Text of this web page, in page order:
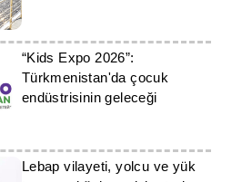
“Kids Expo 2026”:
Türkmenistan'da çocuk
endüstrisinin geleceği
Lebap vilayeti, yolcu ve yük